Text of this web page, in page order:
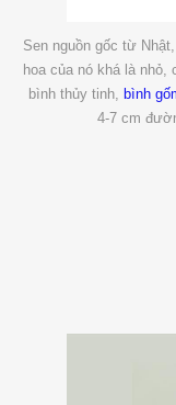
Sen nguồn gốc từ
hoa của nó khá là
bình thủy tinh, bình
4-7 cm